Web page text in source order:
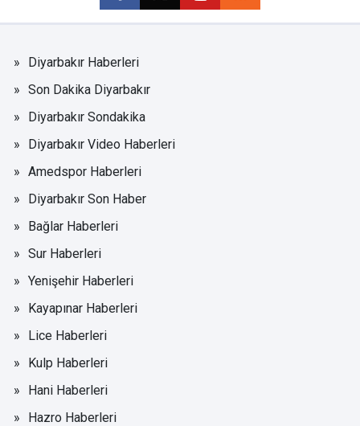
Diyarbakır Haberleri
Son Dakika Diyarbakır
Diyarbakır Sondakika
Diyarbakır Video Haberleri
Amedspor Haberleri
Diyarbakır Son Haber
Bağlar Haberleri
Sur Haberleri
Yenişehir Haberleri
Kayapınar Haberleri
Lice Haberleri
Kulp Haberleri
Hani Haberleri
Hazro Haberleri